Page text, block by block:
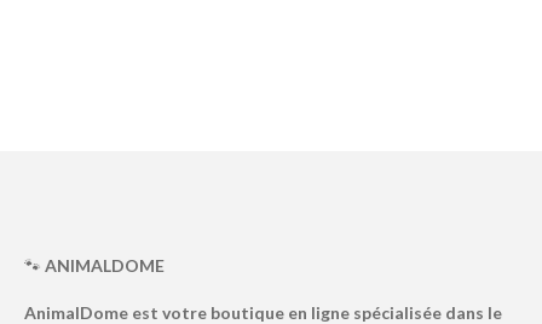
🐾 ANIMALDOME
AnimalDome est votre boutique en ligne spécialisée dans le